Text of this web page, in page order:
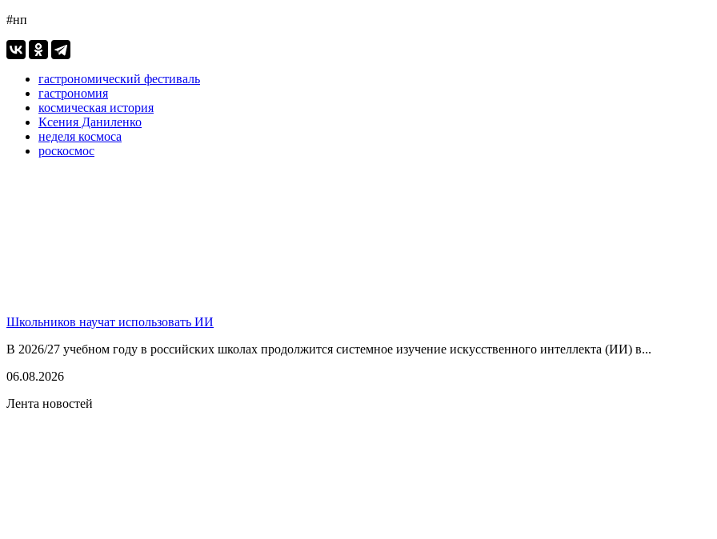
#нп
гастрономический фестиваль
гастрономия
космическая история
Ксения Даниленко
неделя космоса
роскосмос
Школьников научат использовать ИИ
В 2026/27 учебном году в российских школах продолжится системное изучение искусственного интеллекта (ИИ) в...
06.08.2026
Лента новостей